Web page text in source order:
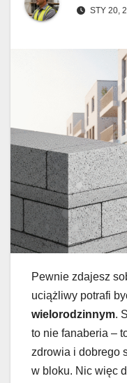
STY 20,
Pewnie zdajesz
uciążliwy potrafi
wielorodzinnym.
to nie fanaberia –
zdrowia i dobrego
w bloku. Nic więc